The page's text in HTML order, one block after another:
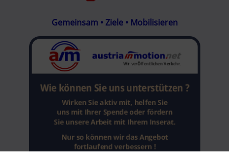
Gemeinsam • Ziele • Mobilisieren